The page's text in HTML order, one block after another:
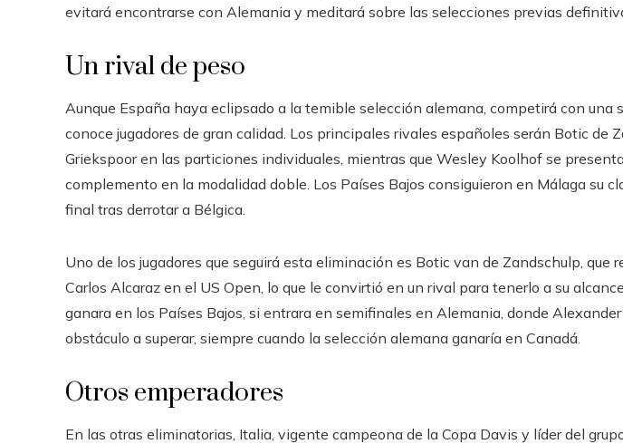
evitará encontrarse con Alemania y meditará sobre las selecciones previas
Un rival de peso
Aunque España haya eclipsado a la temible selección alemana, competirá con una
conoce jugadores de gran calidad. Los principales rivales españoles serán Botic de
Griekspoor en las particiones individuales, mientras que Wesley Koolhof se
complemento en la modalidad doble. Los Países Bajos consiguieron en Málaga su
final tras derrotar a Bélgica.
Uno de los jugadores que seguirá esta eliminación es Botic van de Zandschulp, que
Carlos Alcaraz en el US Open, lo que le convirtió en un rival para tenerlo a su
ganara en los Países Bajos, si entrara en semifinales en Alemania, donde
obstáculo a superar, siempre cuando la selección alemana ganaría en Canadá.
Otros emperadores
En las otras eliminatorias, Italia, vigente campeona de la Copa Davis y líder del